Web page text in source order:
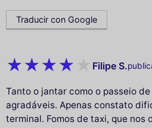
Traducir con Google
Filipe S.
Tanto o jantar como o passeio
agradáveis. Apenas constato
terminal. Fomos de taxi, que nos